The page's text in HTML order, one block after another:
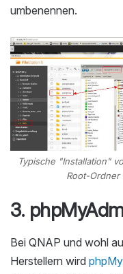
umbenennen.
Typische "Installation"
Root-
3.
Bei QNAP und wohl
Herstellern wird